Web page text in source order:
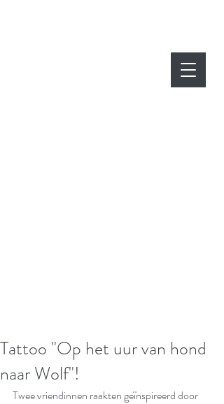
Tattoo "Op het uur van hond
naar Wolf"!
Twee vriendinnen raakten geïnspireerd door